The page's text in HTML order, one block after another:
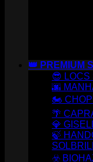
👑 PREMIUM
😎 LOCS
🌆
🏍️
🌴
💎
🍃
☣️